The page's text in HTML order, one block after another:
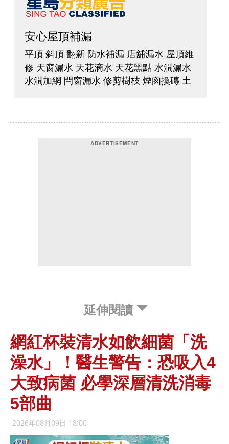
延伸閱讀
網紅杯裝清水如飲細菌「洗
澡水」！醫生警告：恐吸入4
大致病菌 必學深層清洗消毒
5部曲
2026年08月09日 18:00